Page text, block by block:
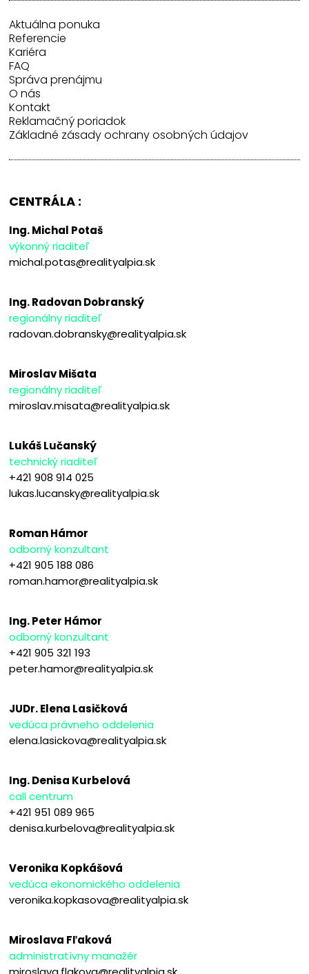
Aktuálna ponuka
Referencie
Kariéra
FAQ
Správa prenájmu
O nás
Kontakt
Reklamačný poriadok
Základné zásady ochrany osobných údajov
CENTRÁLA :
Ing. Michal Potaš
výkonný riaditeľ
michal.potas@realityalpia.sk
Ing. Radovan Dobranský
regionálny riaditeľ
radovan.dobransky@realityalpia.sk
Miroslav Mišata
regionálny riaditeľ
miroslav.misata@realityalpia.sk
Lukáš Lučanský
technický riaditeľ
+421 908 914 025
lukas.lucansky@realityalpia.sk
Roman Hámor
odborný konzultant
+421 905 188 086
roman.hamor@realityalpia.sk
Ing. Peter Hámor
odborný konzultant
+421 905 321 193
peter.hamor@realityalpia.sk
JUDr. Elena Lasičková
vedúca právneho oddelenia
elena.lasickova@realityalpia.sk
Ing. Denisa Kurbelová
call centrum
+421 951 089 965
denisa.kurbelova@realityalpia.sk
Veronika Kopkášová
vedúca ekonomického oddelenia
veronika.kopkasova@realityalpia.sk
Miroslava Fľaková
administratívny manažér